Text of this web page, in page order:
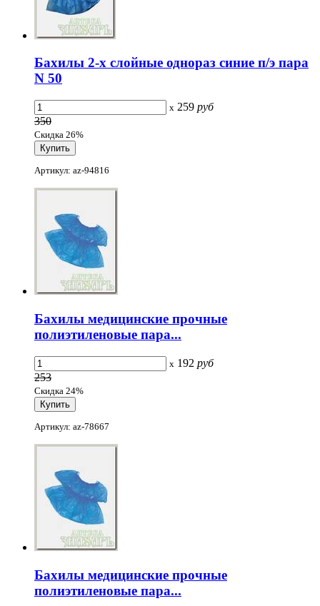
Бахилы 2-х слойные однораз синие п/э пара
N 50
x 259 руб
350
Скидка 26%
Артикул: az-94816
Бахилы медицинские прочные
полиэтиленовые пара...
x 192 руб
253
Скидка 24%
Артикул: az-78667
Бахилы медицинские прочные
полиэтиленовые пара...